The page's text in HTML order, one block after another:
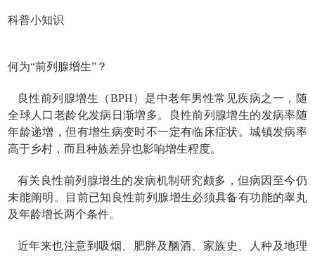
科普小知识
何为“前列腺增生”？
良性前列腺增生（BPH）是中老年男性常见疾病之一，随
全球人口老龄化发病日渐增多。良性前列腺增生的发病率随
年龄递增，但有增生病变时不一定有临床症状。城镇发病率
高于乡村，而且种族差异也影响增生程度。
有关良性前列腺增生的发病机制研究颇多，但病因至今仍
未能阐明。目前已知良性前列腺增生必须具备有功能的睾丸
及年龄增长两个条件。
近年来也注意到吸烟、肥胖及酗酒、家族史、人种及地理